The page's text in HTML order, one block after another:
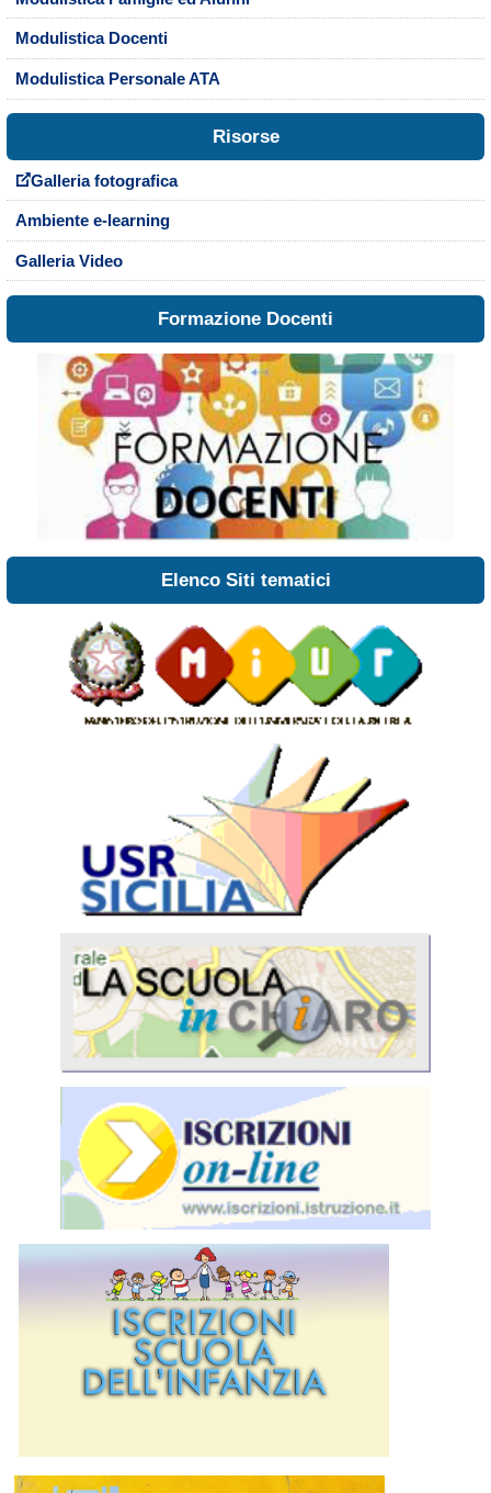
Modulistica Docenti
Modulistica Personale ATA
Risorse
Galleria fotografica
Ambiente e-learning
Galleria Video
Formazione Docenti
Elenco Siti tematici